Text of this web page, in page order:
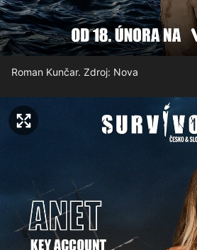
Roman Kunčar. Zdroj: Nova